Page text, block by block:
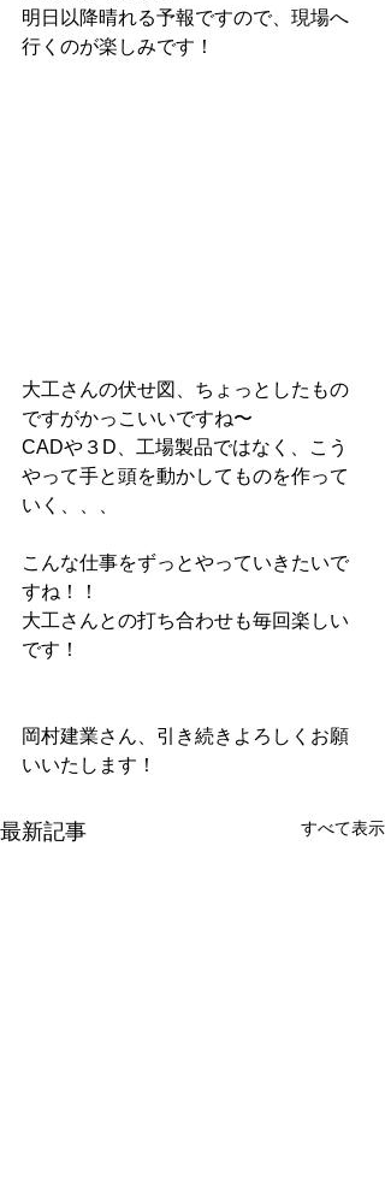
明日以降晴れる予報ですので、現場へ
行くのが楽しみです！
大工さんの伏せ図、ちょっとしたもの
ですがかっこいいですね〜
CADや３D、工場製品ではなく、こう
やって手と頭を動かしてものを作って
いく、、、
こんな仕事をずっとやっていきたいで
すね！！
大工さんとの打ち合わせも毎回楽しい
です！
岡村建業さん、引き続きよろしくお願
いいたします！
最新記事 すべて表示